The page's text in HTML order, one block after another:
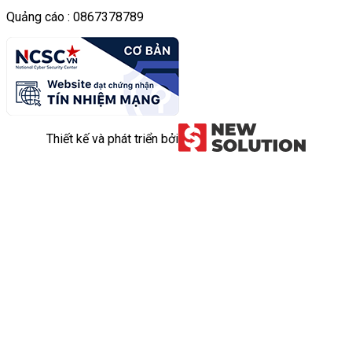
Quảng cáo : 0867378789
Thiết kế và phát triển bởi